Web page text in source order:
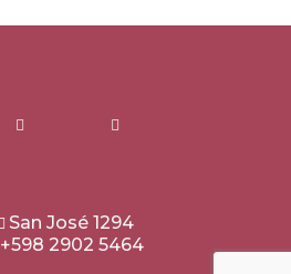
San José 1294
+598 2902 5464